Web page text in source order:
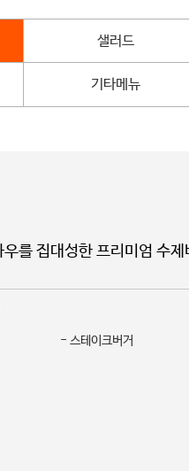
샐러드
기타메뉴
를 집대성한 프리미엄 수
- 스테이크버거